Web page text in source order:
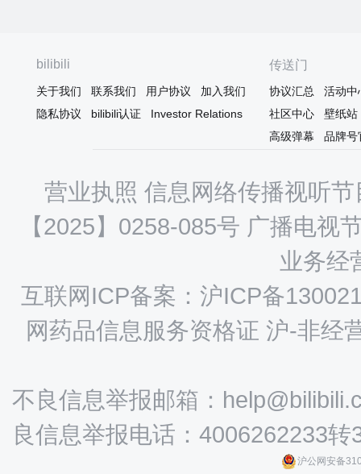
优点勉强夸（不夸对不起经费）世
「兰道夫症候群」让人类昏迷，南
极挖出异形深渊，这设定本来能深
bilibili
关于我们 联系我们 用户协议
加入我们
隐私协议
bilibili认证 Investor Relations
传送门
协议汇总
活动中
社区中心
壁纸站
高级弹幕
品牌号
营业执照 信息网络传播视听
【2025】0258-085号 广播电视
业务经
互联网ICP备案：沪ICP备
网药品信息服务资格证 沪-非经
不良信息举报邮箱：
良信息举报电话：4006262233转
沪公网安备